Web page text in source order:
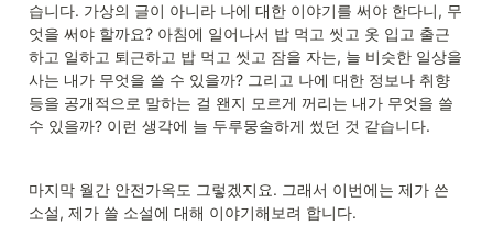
습니다. 가상의 글이 아니라 나에 대한 이야기를 써야 한다니, 무
엇을 써야 할까요? 아침에 일어나서 밥 먹고 씻고 옷 입고 출근
하고 일하고 퇴근하고 밥 먹고 씻고 잠을 자는, 늘 비슷한 일상을
사는 내가 무엇을 쓸 수 있을까? 그리고 나에 대한 정보나 취향
등을 공개적으로 말하는 걸 왠지 모르게 꺼리는 내가 무엇을 쓸
수 있을까? 이런 생각에 늘 두루뭉술하게 썼던 것 같습니다.
마지막 월간 안전가옥도 그렇겠지요. 그래서 이번에는 제가 쓴
소설, 제가 쓸 소설에 대해 이야기해보려 합니다.